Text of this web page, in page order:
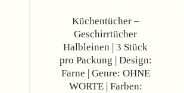
Küchentücher –
Geschirrtücher
Halbleinen | 3 Stück
pro Packung | Design:
Farne | Genre: OHNE
WORTE | Farben: